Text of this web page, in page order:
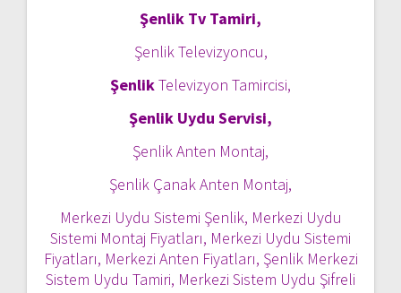
Şenlik Tv Tamiri,
Şenlik Televizyoncu,
ŞenlikTelevizyon Tamircisi,
Şenlik Uydu Servisi,
Şenlik Anten Montaj,
Şenlik Çanak Anten Montaj,
Merkezi Uydu Sistemi Şenlik, Merkezi Uydu
Sistemi Montaj Fiyatları, Merkezi Uydu Sistemi
Fiyatları, Merkezi Anten Fiyatları, Şenlik Merkezi
Sistem Uydu Tamiri, Merkezi Sistem Uydu Şifreli